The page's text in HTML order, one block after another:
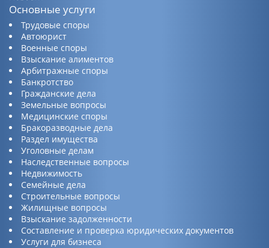
Основные услуги
Трудовые споры
Автоюрист
Военные споры
Взыскание алиментов
Арбитражные споры
Банкротство
Гражданские дела
Земельные вопросы
Медицинские споры
Бракоразводные дела
Раздел имущества
Уголовные делам
Наследственные вопросы
Недвижимость
Семейные дела
Строительные вопросы
Жилищные вопросы
Взыскание задолженности
Составление и проверка юридических документов
Услуги для бизнеса